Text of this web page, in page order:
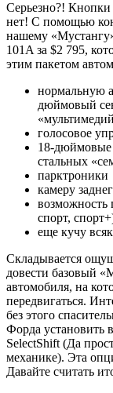
Серьезно?!
нет! С помощью
нашему
101A за $2 795,
этим пакетом
нормальную
дюймовый
голосовое
18-дюймовые
стальных
парктроники
камеру
возможность
спорт,
еще кучу
Складывается
довести базовый
автомобиля, на
передвигаться.
без этого
Форда
SelectShift (Да
механике). Эта
Давайте считать